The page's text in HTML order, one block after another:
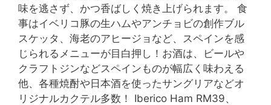
味を逃さず、かつ香ばしく焼き上げられます。 食
事はイベリコ豚の生ハムやアンチョビの創作ブル
スケッタ、海老のアヒージョなど、スペインを感
じられるメニューが目白押し！お酒は、ビールや
クラフトジンなどスペインものが幅広く味わえる
他、各種焼酎や日本酒を使ったサングリアなどオ
リジナルカクテル多数！ Iberico Ham RM39、